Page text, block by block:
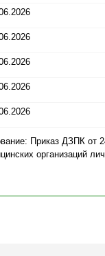
Приказ ДЗПК от
организаций